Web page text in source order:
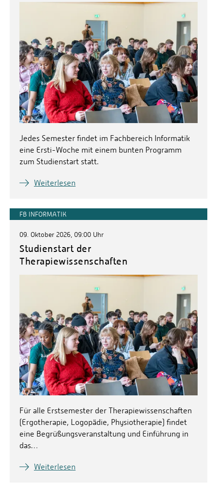
Jedes Semester findet im Fachbereich Informatik
eine Ersti-Woche mit einem bunten Programm
zum Studienstart statt.
Weiterlesen
FB INFORMATIK
09. Oktober 2026, 09:00 Uhr
Studienstart der
Therapiewissenschaften
Für alle Erstsemester der Therapiewissenschaften
(Ergotherapie, Logopädie, Physiotherapie) findet
eine Begrüßungsveranstaltung und Einführung in
das…
Weiterlesen